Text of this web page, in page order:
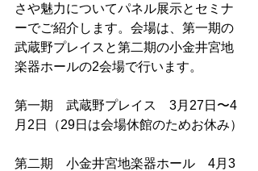
さや魅力についてパネル展示とセミナ
ーでご紹介します。会場は、第一期の
武蔵野プレイスと第二期の小金井宮地
楽器ホールの2会場で行います。
第一期　武蔵野プレイス　3月27日〜4
月2日（29日は会場休館のためお休み）
第二期　小金井宮地楽器ホール　4月3